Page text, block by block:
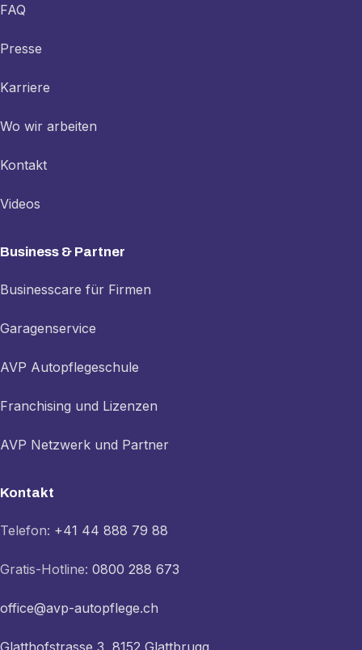
FAQ
Presse
Karriere
Wo wir arbeiten
Kontakt
Videos
Business & Partner
Businesscare für Firmen
Garagenservice
AVP Autopflegeschule
Franchising und Lizenzen
AVP Netzwerk und Partner
Kontakt
Telefon: +41 44 888 79 88
Gratis-Hotline: 0800 288 673
office@avp-autopflege.ch
Glatthofstrasse 3, 8152 Glattbrugg